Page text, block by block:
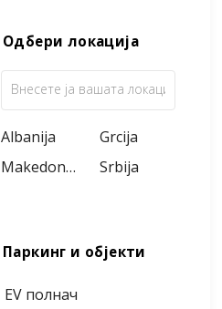
Одбери локација
Albanija
Grcija
Makedonija
Srbija
Паркинг и објекти
EV полнач